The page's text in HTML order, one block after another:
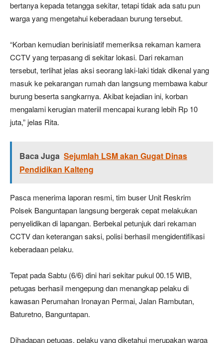
bertanya kepada tetangga sekitar, tetapi tidak ada satu pun
warga yang mengetahui keberadaan burung tersebut.
“Korban kemudian berinisiatif memeriksa rekaman kamera
CCTV yang terpasang di sekitar lokasi. Dari rekaman
tersebut, terlihat jelas aksi seorang laki-laki tidak dikenal yang
masuk ke pekarangan rumah dan langsung membawa kabur
burung beserta sangkarnya. Akibat kejadian ini, korban
mengalami kerugian materiil mencapai kurang lebih Rp 10
juta,” jelas Rita.
Baca Juga Sejumlah LSM akan Gugat Dinas
Pendidikan Kalteng
Pasca menerima laporan resmi, tim buser Unit Reskrim
Polsek Banguntapan langsung bergerak cepat melakukan
penyelidikan di lapangan. Berbekal petunjuk dari rekaman
CCTV dan keterangan saksi, polisi berhasil mengidentifikasi
keberadaan pelaku.
Tepat pada Sabtu (6/6) dini hari sekitar pukul 00.15 WIB,
petugas berhasil mengepung dan menangkap pelaku di
kawasan Perumahan Ironayan Permai, Jalan Rambutan,
Baturetno, Banguntapan.
Dihadapan petugas, pelaku yang diketahui merupakan warga